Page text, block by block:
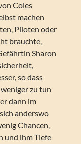
Coles
machen
Piloten oder
brauchte,
Sharon
so dass
zu tun
dann im
anderswo
Chancen,
und ihm Tiefe